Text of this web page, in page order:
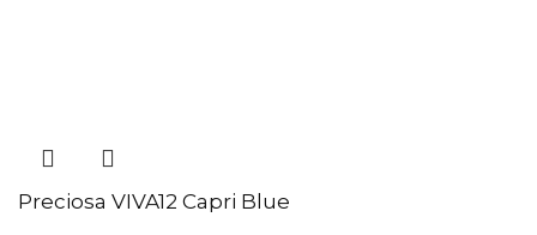
Preciosa VIVA12 Capri Blue